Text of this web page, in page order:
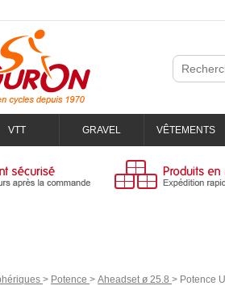
VTT GRAVEL VÊTEMENTS
> Potence > Aheadset ø 25.8 > Potence